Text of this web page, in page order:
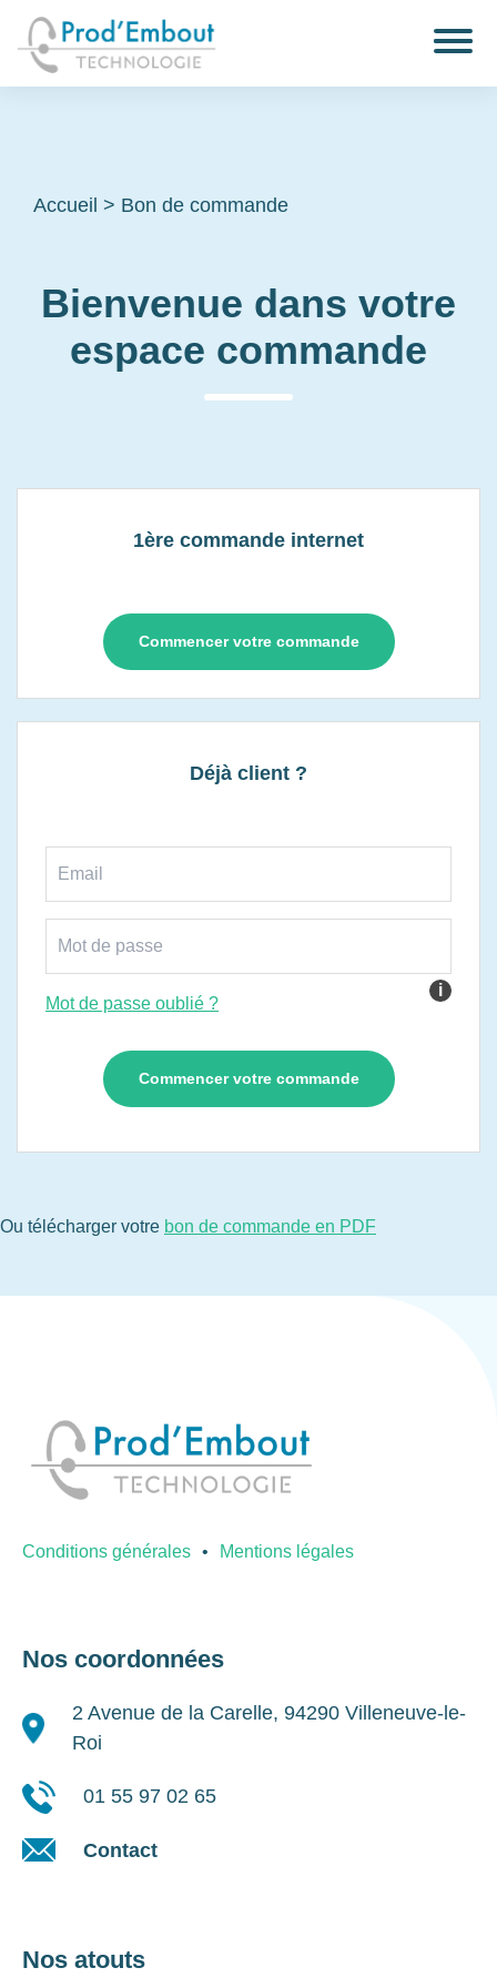
Accueil > Bon de commande
Bienvenue dans votre
espace commande
1ère commande internet
Commencer votre commande
Déjà client ?
i
Mot de passe oublié ?
Ou télécharger votre bon de commande en PDF
Conditions générales Mentions légales
Nos coordonnées
2 Avenue de la Carelle, 94290 Villeneuve-le-
Roi
01 55 97 02 65
Contact
Nos atouts